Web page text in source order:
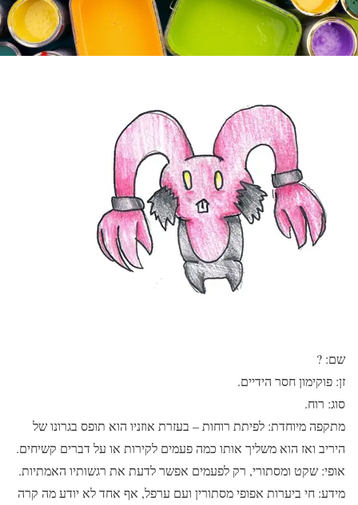
שם: ?
זן: פוקימון חסר הידיים.
סוג: רוח.
מתקפה מיוחדת: לפיתת רוחות – בעזרת אוזניו הוא תופס בגרונו של
היריב ואז הוא משליך אותו כמה פעמים לקירות או על דברים קשיחים.
אופי: שקט ומסתורי, רק לפעמים אפשר לדעת את רגשותיו האמתיות.
מידע: חי ביערות אפופי מסתורין ועם ערפל, אף אחד לא יודע מה קרה